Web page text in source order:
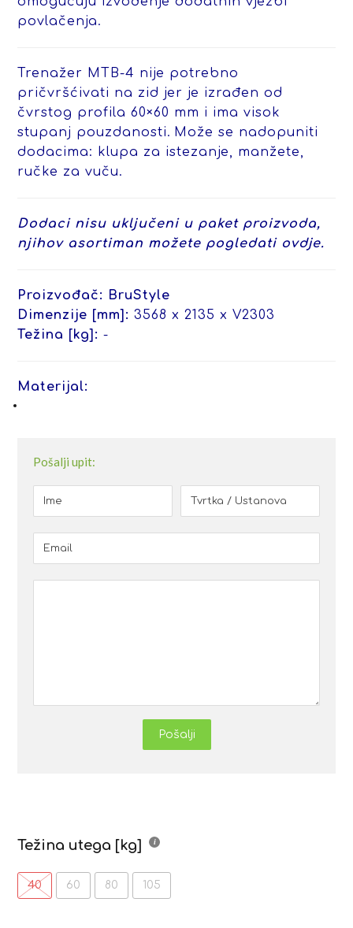
povlačenja.
Trenažer MTB-4 nije potrebno
pričvršćivati na zid jer je izrađen od
čvrstog profila 60×60 mm i ima visok
stupanj pouzdanosti. Može se nadopuniti
dodacima: klupa za istezanje, manžete,
ručke za vuču.
Dodaci nisu uključeni u paket proizvoda,
njihov asortiman možete pogledati ovdje.
Proizvođač: BruStyle
Dimenzije [mm]: 3568 x 2135 x V2303
Težina [kg]: -
Materijal:
Pošalji upit:
Pošalji
Težina utega [kg]
40 60 80 105